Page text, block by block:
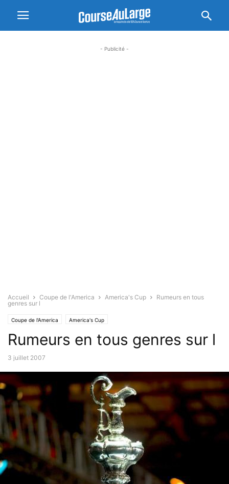
- Publicité -
Accueil Coupe de l'America America's Cup
Rumeurs en tous
genres sur l
Coupe de l'America America's Cup
Rumeurs en tous genres sur l
3 juillet 2007